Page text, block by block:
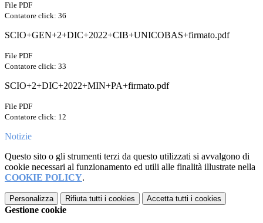
File PDF
Contatore click: 36
SCIO+GEN+2+DIC+2022+CIB+UNICOBAS+firmato.pdf
File PDF
Contatore click: 33
SCIO+2+DIC+2022+MIN+PA+firmato.pdf
File PDF
Contatore click: 12
Notizie
Questo sito o gli strumenti terzi da questo utilizzati si avvalgono di
cookie necessari al funzionamento ed utili alle finalità illustrate nella
COOKIE POLICY.
Personalizza Rifiuta tutti i cookies Accetta tutti i cookies
Gestione cookie